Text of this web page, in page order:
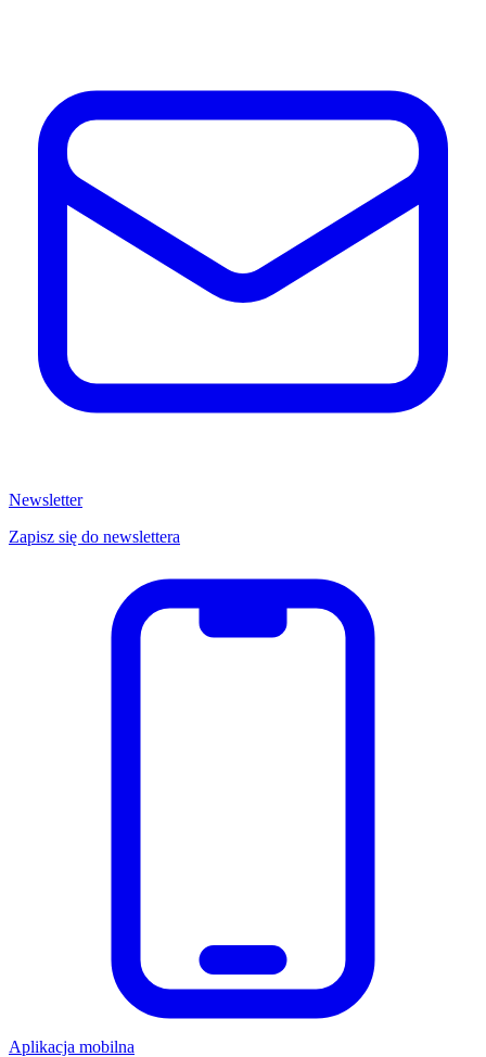
Newsletter
Zapisz się do newslettera
Aplikacja mobilna